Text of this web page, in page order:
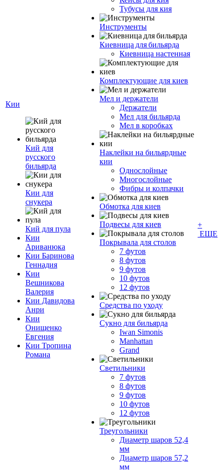
Кии
Кий для
русского
бильярда
Кии для
снукера
Кий для пула
Кии
Ариванюка
Кии Баринова
Геннадия
Кии
Вешникова
Валерия
Кии Давидова
Анри
Кии
Онищенко
Евгения
Кии Тропина
Романа
Тубусы для кия
Инструменты
Киевница для бильярда
Киевница настенная
Комплектующие для киев
Мел и держатели
Держатели
Мел для бильярда
Мел в коробках
Наклейки на бильярдные
кии
Однослойные
Многослойные
Фибры и колпачки
Обмотка для киев
Подвесы для киев
Покрывала для столов
7 футов
8 футов
9 футов
10 футов
12 футов
Средства по уходу
Сукно для бильярда
Iwan Simonis
Manhattan
Grand
Светильники
7 футов
8 футов
9 футов
10 футов
12 футов
Треугольники
Диаметр шаров 52,4
мм
Диаметр шаров 57,2
мм
+
ЕЩЕ